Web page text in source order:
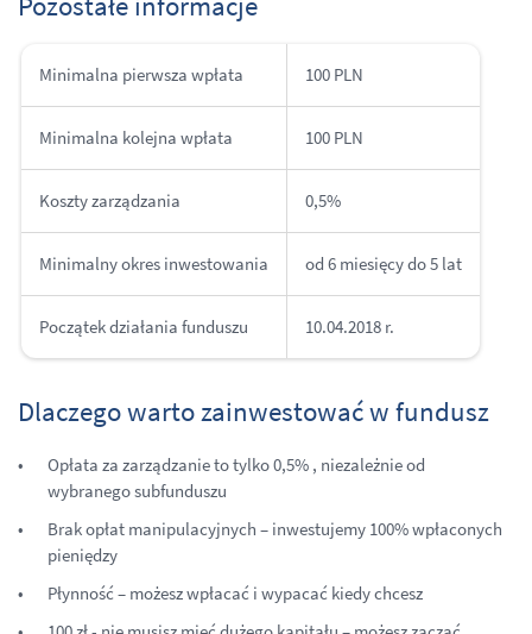
Minimalna pierwsza wpłata 100 PLN
Minimalna kolejna wpłata 100 PLN
Koszty zarządzania 0,5%
Minimalny okres inwestowania od 6 miesięcy do 5 lat
Początek działania funduszu 10.04.2018 r.
Dlaczego warto zainwestować w fundusz
Opłata za zarządzanie to tylko 0,5% , niezależnie od
wybranego subfunduszu
Brak opłat manipulacyjnych – inwestujemy 100% wpłaconych
pieniędzy
Płynność – możesz wpłacać i wypacać kiedy chcesz